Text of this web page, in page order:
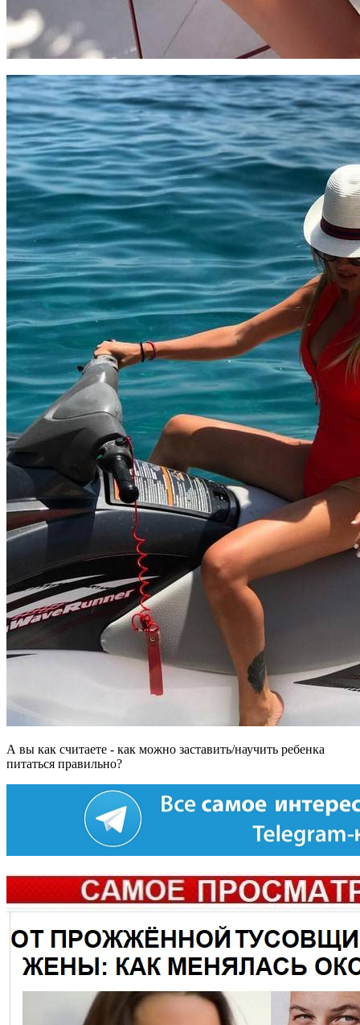
А вы как считаете - как можно заставить/научить ребенка
питаться правильно?